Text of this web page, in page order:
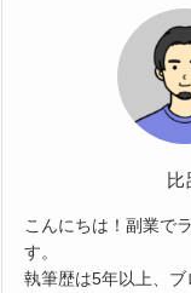
比
こんにちは！副業で
す。
執筆歴は5年以上、